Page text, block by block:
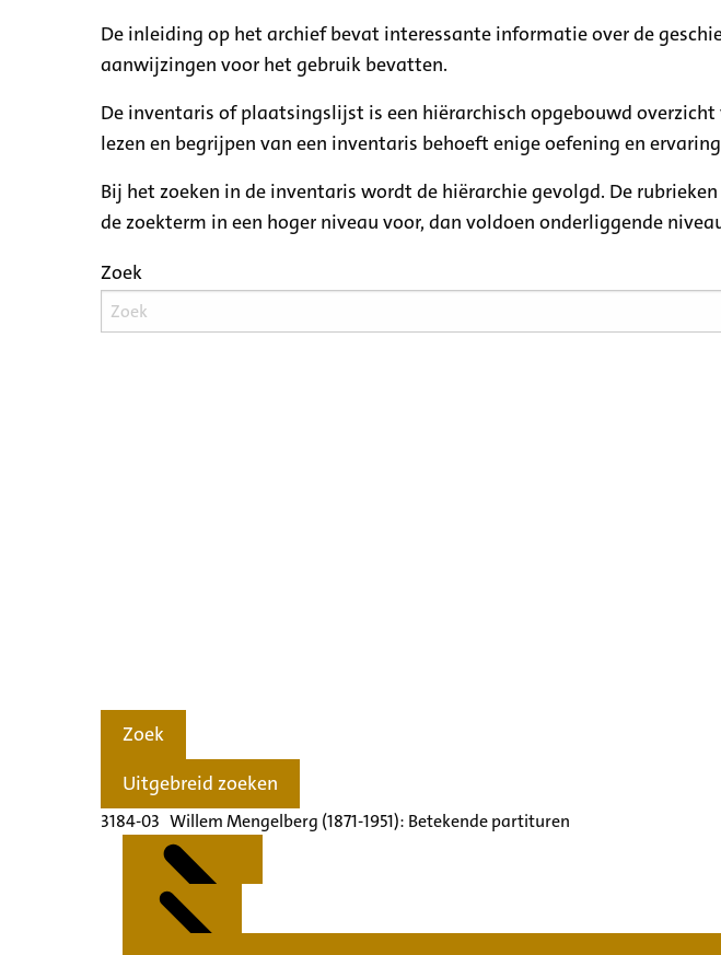
De inleiding op het archief bevat interessante informatie over de
aanwijzingen voor het gebruik bevatten.
De inventaris of plaatsingslijst is een hiërarchisch opgebouwd
lezen en begrijpen van een inventaris behoeft enige oefening en
Bij het zoeken in de inventaris wordt de hiërarchie gevolgd. De
de zoekterm in een hoger niveau voor, dan voldoen onderliggende
Zoek
Zoek
Uitgebreid zoeken
3184-03 Willem Mengelberg (1871-1951): Betekende partituren